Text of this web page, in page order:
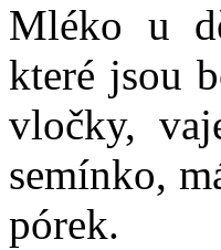
Mléko u
které jsou
vločky,
semínko,
pórek.